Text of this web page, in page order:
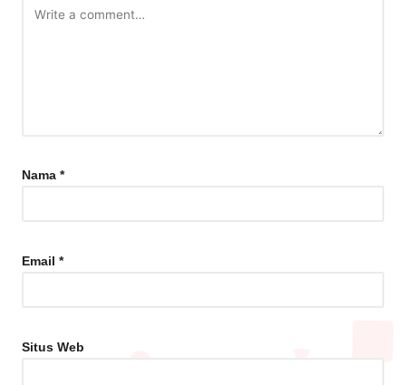
Nama *
Email *
Situs Web